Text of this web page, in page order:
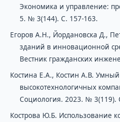
Экономика и управление:
5. № 3(144). С. 157-163.
Егоров А.Н., Йордановска Д.,
зданий в инновационной
Вестник гражданских
Костина Е.А., Костин А.В.
высокотехнологичных
Социология. 2023. № 3(119).
Кострова Ю.Б. Использование